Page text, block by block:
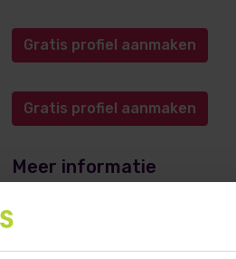
Gratis profiel aanmaken
Gratis profiel aanmaken
Meer informatie
opvangadvies@4kids.nl